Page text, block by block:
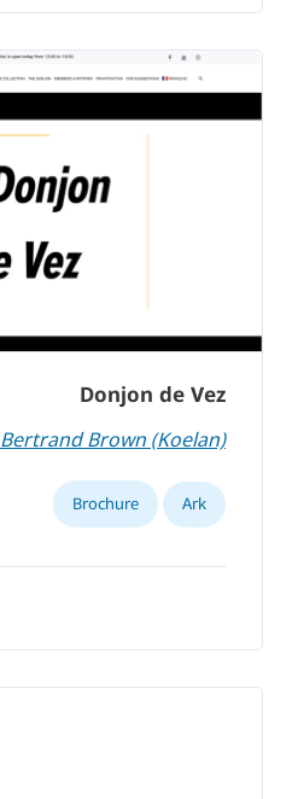
Donjon de Vez
Bertrand Brown (Koelan)
Ark
Brochure